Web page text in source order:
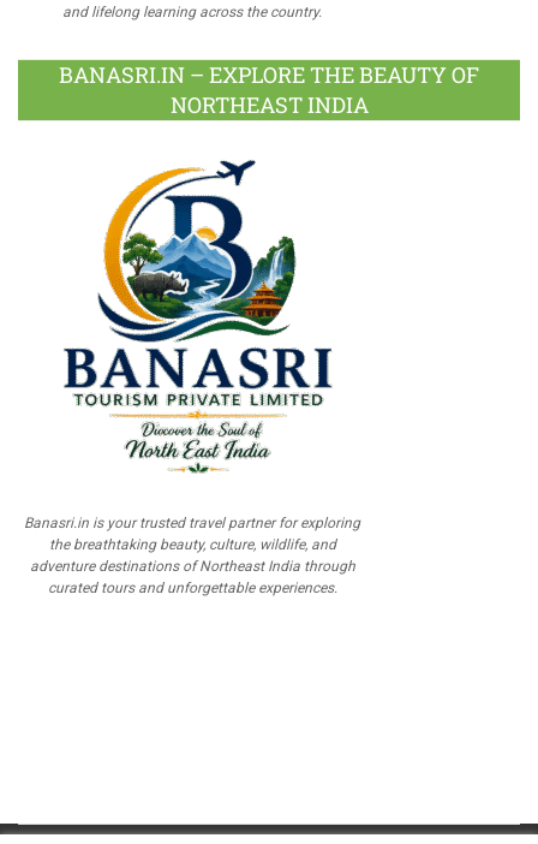
and lifelong learning across the country.
BANASRI.IN – EXPLORE THE BEAUTY OF
NORTHEAST INDIA
Banasri.in is your trusted travel partner for exploring
the breathtaking beauty, culture, wildlife, and
adventure destinations of Northeast India through
curated tours and unforgettable experiences.